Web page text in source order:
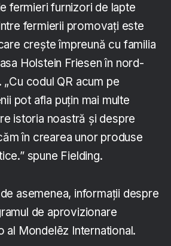
fermieri furnizori de lapte
fermierii promovați este
crește împreună cu familia
Holstein Friesen în nord-
codul QR acum pe
pot afla puțin mai multe
istoria noastră și despre
în crearea unor produse
spune Fielding.
asemenea, informații despre
de aprovizionare
al Mondelēz International.